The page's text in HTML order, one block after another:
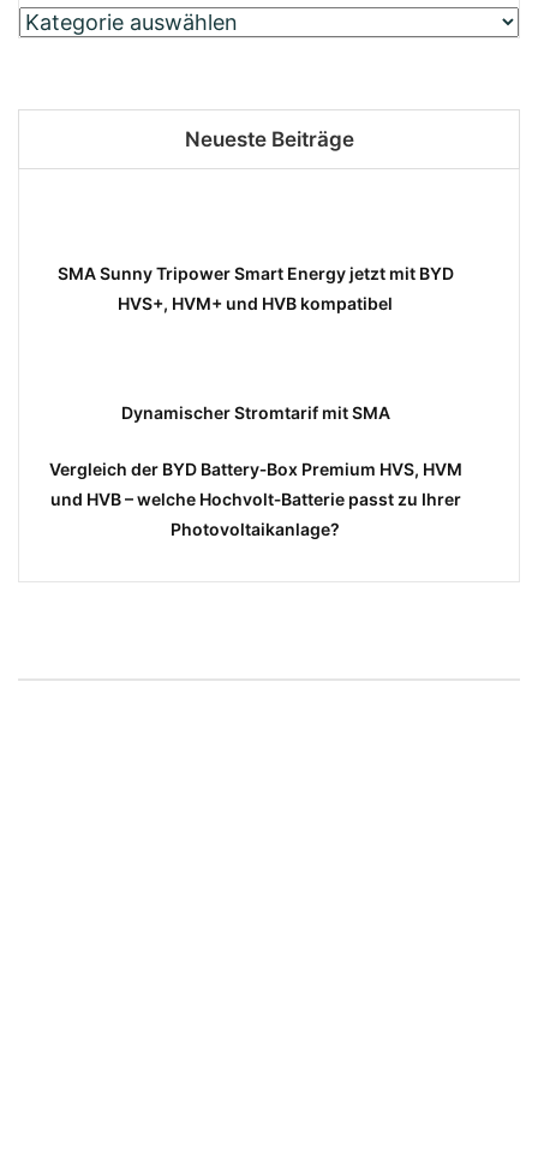
Neueste Beiträge
SMA Sunny Tripower Smart Energy jetzt mit BYD
HVS+, HVM+ und HVB kompatibel
Dynamischer Stromtarif mit SMA
Vergleich der BYD Battery‑Box Premium HVS, HVM
und HVB – welche Hochvolt‑Batterie passt zu Ihrer
Photovoltaikanlage?